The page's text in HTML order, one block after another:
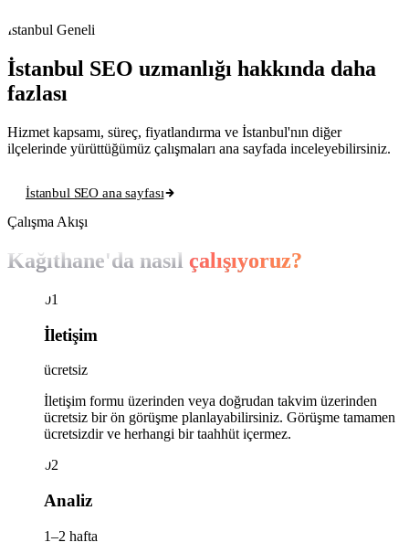
İstanbul Geneli
İstanbul SEO uzmanlığı hakkında daha
fazlası
Hizmet kapsamı, süreç, fiyatlandırma ve İstanbul'nın diğer
ilçelerinde yürüttüğümüz çalışmaları ana sayfada inceleyebilirsiniz.
İstanbul SEO ana sayfası
Çalışma Akışı
Kağıthane'da nasıl çalışıyoruz?
01
İletişim
ücretsiz
İletişim formu üzerinden veya doğrudan takvim üzerinden
ücretsiz bir ön görüşme planlayabilirsiniz. Görüşme tamamen
ücretsizdir ve herhangi bir taahhüt içermez.
02
Analiz
1–2 hafta